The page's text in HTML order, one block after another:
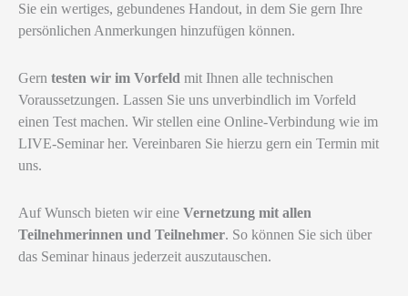
Sie ein wertiges, gebundenes Handout, in dem Sie gern Ihre
persönlichen Anmerkungen hinzufügen können.
Gern testen wir im Vorfeld mit Ihnen alle technischen
Voraussetzungen. Lassen Sie uns unverbindlich im Vorfeld
einen Test machen. Wir stellen eine Online-Verbindung wie im
LIVE-Seminar her. Vereinbaren Sie hierzu gern ein Termin mit
uns.
Auf Wunsch bieten wir eine Vernetzung mit allen
Teilnehmerinnen und Teilnehmer. So können Sie sich über
das Seminar hinaus jederzeit auszutauschen.